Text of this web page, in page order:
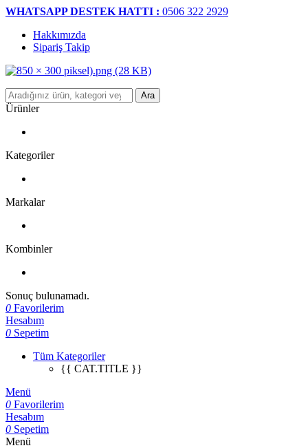
WHATSAPP DESTEK HATTI : 0506 322 2929
Hakkımızda
Sipariş Takip
Ara
Ürünler
Kategoriler
Markalar
Kombinler
Sonuç bulunamadı.
0 Favorilerim
Hesabım
0 Sepetim
Tüm Kategoriler
{{ CAT.TITLE }}
Menü
0 Favorilerim
Hesabım
0 Sepetim
Menü